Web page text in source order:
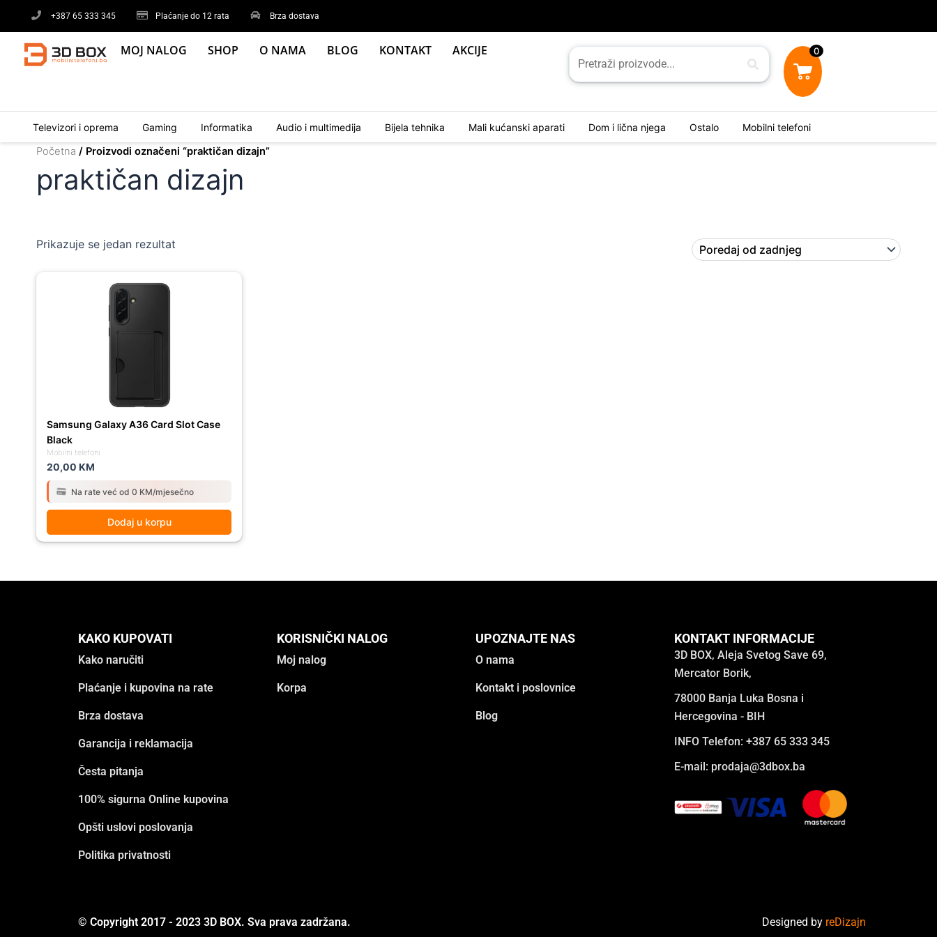
content
+387 65 333 345 Plaćanje do 12 rata Brza dostava
MOJ NALOG SHOP O NAMA BLOG KONTAKT AKCIJE 0
Televizori i oprema Gaming Informatika Audio i multimedija Bijela tehnika Mali kućanski aparati Dom i lična njega Ostalo Mobilni telefoni
Početna / Proizvodi označeni “praktičan dizajn”
praktičan dizajn
Prikazuje se jedan rezultat
Mobilni telefoni
Samsung Galaxy A36 Card Slot Case
Black
20,00 KM
Na rate već od 0 KM/mjesečno
Dodaj u korpu
KAKO KUPOVATI
Kako naručiti
Plaćanje i kupovina na rate
Brza dostava
Garancija i reklamacija
Česta pitanja
100% sigurna Online kupovina
Opšti uslovi poslovanja
Politika privatnosti
KORISNIČKI NALOG
Moj nalog
Korpa
UPOZNAJTE NAS
O nama
Kontakt i poslovnice
Blog
KONTAKT INFORMACIJE
3D BOX, Aleja Svetog Save 69,
Mercator Borik,
78000 Banja Luka Bosna i
Hercegovina - BIH
INFO Telefon: +387 65 333 345
E-mail: prodaja@3dbox.ba
© Copyright 2017 - 2023 3D BOX. Sva prava zadržana. Designed by reDizajn